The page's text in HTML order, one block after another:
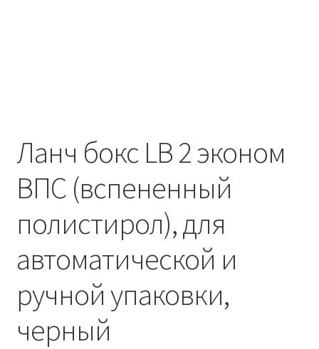
Ланч бокс LB 2 эконом
ВПС (вспененный
полистирол), для
автоматической и
ручной упаковки,
черный